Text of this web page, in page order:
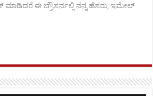
ಮಾಡಿದರೆ ಈ ಬ್ರೌಸರ್ನಲ್ಲಿ ನನ್ನ ಹೆಸರು, ಇಮೇಲ್